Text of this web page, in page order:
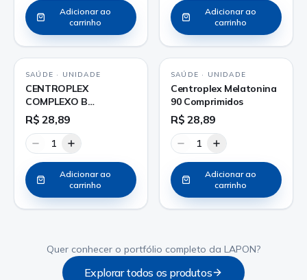
Adicionar ao
carrinho
Adicionar ao
carrinho
SAÚDE · UNIDADE
CENTROPLEX
COMPLEXO B
COMPRIMIDO
R$ 28,89
1
Adicionar ao
carrinho
SAÚDE · UNIDADE
Centroplex Melatonina
90 Comprimidos
R$ 28,89
1
Adicionar ao
carrinho
Quer conhecer o portfólio completo da LAPON?
Explorar todos os produtos